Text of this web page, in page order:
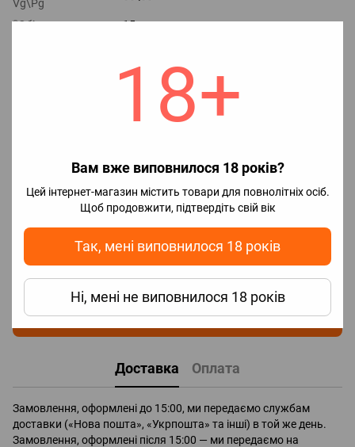
18+
Вам вже виповнилося 18 років?
Цей інтернет-магазин містить товари для повнолітніх осіб.
Щоб продовжити, підтвердіть свій вік
Так, мені виповнилося 18 років
Ні, мені не виповнилося 18 років
Vg\Pg
🧪Об`єм
15 мл
Збалансований
Додайте перший відгук
Написати відгук
Доставка Оплата
Замовлення, оформлені до 15:00, ми передаємо службам
доставки («Нова пошта», «Укрпошта» та інші) в той же день.
Замовлення, оформлені після 15:00 — ми передаємо на